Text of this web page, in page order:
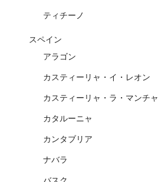
ティチーノ
スペイン
アラゴン
カスティーリャ・イ・レオン
カスティーリャ・ラ・マンチャ
カタルーニャ
カンタブリア
ナバラ